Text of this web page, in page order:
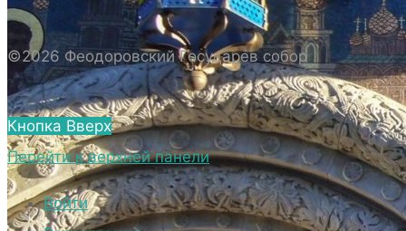
БИОГРАФИЧЕСКИЕ ДАННЫЕ
СВЯЩЕННОСЛУЖИТЕЛЕЙ СОБОРА.
ВНЕШНИЙ ВИД
ВНЕШНИЙ ВИД СОБОРА
ВЕРХНИЙ ХРАМ ФЕОДОРОВСКОГО
ГОСУДАРЕВА СОБОРА
НИЖНИЙ ХРАМ ФЕОДОРОВСКОГО
ГОСУДАРЕВА СОБОРА
©2026 Феодоровский Государев собор
Кнопка Вверх
Перейти к верхней панели
Войти